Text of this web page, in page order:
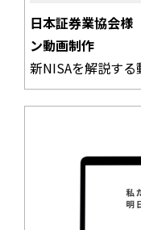
日本証券業協会
ン動画制作
新NISAを解説す